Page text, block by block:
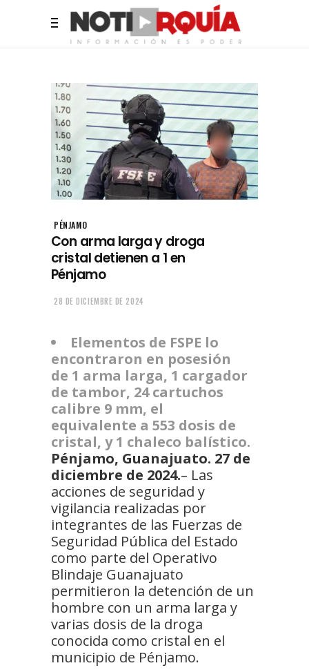
PÉNJAMO
Con arma larga y droga
cristal detienen a 1 en
Pénjamo
28 DE DICIEMBRE DE 2024
Elementos de FSPE lo
encontraron en posesión
de 1 arma larga, 1 cargador
de tambor, 24 cartuchos
calibre 9 mm, el
equivalente a 553 dosis de
cristal, y 1 chaleco balístico.
Pénjamo, Guanajuato. 27 de
diciembre de 2024.– Las
acciones de seguridad y
vigilancia realizadas por
integrantes de las Fuerzas de
Seguridad Pública del Estado
como parte del Operativo
Blindaje Guanajuato
permitieron la detención de un
hombre con un arma larga y
varias dosis de la droga
conocida como cristal en el
municipio de Pénjamo.